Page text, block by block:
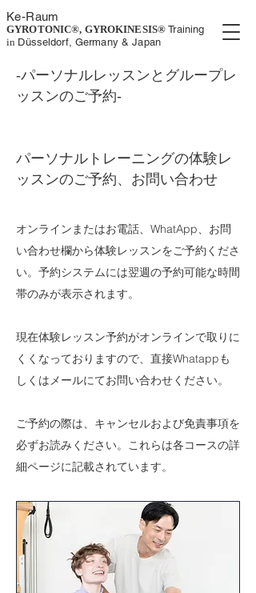
Ke-Raum
GYROTONIC®, GYROKINESIS®Training
in Düsseldorf, Germany& Japan
-パーソナルレッスンとグループレ
ッスンのご予約-
パーソナルトレーニングの体験レ
ッスンのご予約、お問い合わせ
オンラインまたはお電話、WhatApp、お問
い合わせ欄から体験レッスンをご予約くださ
い。予約システムには翌週の予約可能な時間
帯のみが表示されます。
現在体験レッスン予約がオンラインで取りに
くくなっておりますので、直接Whatappも
しくはメールにてお問い合わせください。
ご予約の際は、キャンセルおよび免責事項を
必ずお読みください。これらは各コースの詳
細ページに記載されています。